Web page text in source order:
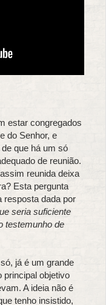
estar congregados
do Senhor, e
que há um só
de reunião.
reunida deixa
Esta pergunta
resposta dada por
seria suficiente
testemunho de
já é um grande
objetivo
A ideia não é
tenho insistido,